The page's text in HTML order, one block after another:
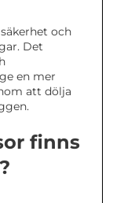
och
Det
en mer
att dölja
finns